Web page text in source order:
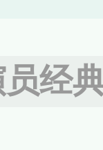
不断。
忧公主
经